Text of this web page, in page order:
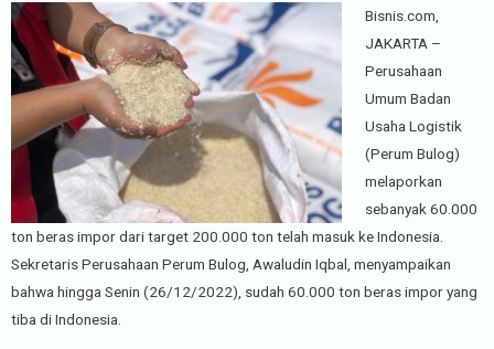
Bisnis.com,
JAKARTA –
Perusahaan
Umum Badan
Usaha Logistik
(Perum Bulog)
melaporkan
sebanyak 60.000
ton beras impor dari target 200.000 ton telah masuk ke Indonesia.
Sekretaris Perusahaan Perum Bulog, Awaludin Iqbal, menyampaikan
bahwa hingga Senin (26/12/2022), sudah 60.000 ton beras impor yang
tiba di Indonesia.